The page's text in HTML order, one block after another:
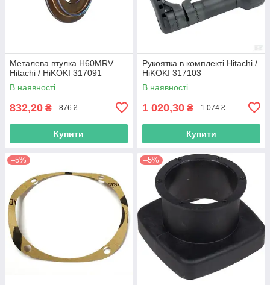
Металева втулка H60MRV
Hitachi / HiKOKI 317091
В наявності
832,20 ₴ 876 ₴
Купити
Рукоятка в комплекті Hitachi /
HiKOKI 317103
В наявності
1 020,30 ₴ 1 074 ₴
Купити
–5% –5%